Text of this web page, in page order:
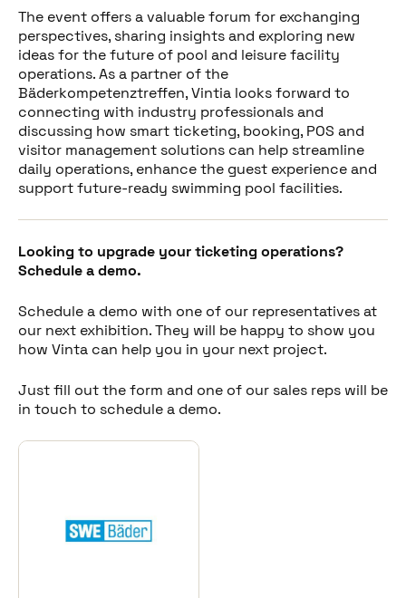
The event offers a valuable forum for exchanging
perspectives, sharing insights and exploring new
ideas for the future of pool and leisure facility
operations. As a partner of the
Bäderkompetenztreffen, Vintia looks forward to
connecting with industry professionals and
discussing how smart ticketing, booking, POS and
visitor management solutions can help streamline
daily operations, enhance the guest experience and
support future-ready swimming pool facilities.
Looking to upgrade your ticketing operations?
Schedule a demo.
Schedule a demo with one of our representatives at
our next exhibition. They will be happy to show you
how Vinta can help you in your next project.
Just fill out the form and one of our sales reps will be
in touch to schedule a demo.